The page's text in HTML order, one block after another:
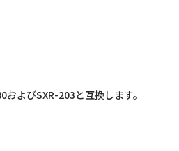
よびSXR-203と互換します。